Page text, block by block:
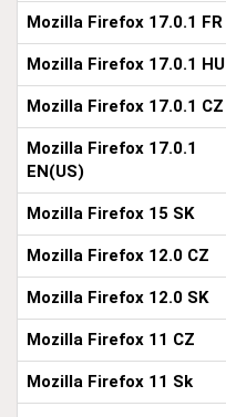
Mozilla Firefox 17.0.1 FR
Mozilla Firefox 17.0.1 HU
Mozilla Firefox 17.0.1 CZ
Mozilla Firefox 17.0.1
EN(US)
Mozilla Firefox 15 SK
Mozilla Firefox 12.0 CZ
Mozilla Firefox 12.0 SK
Mozilla Firefox 11 CZ
Mozilla Firefox 11 Sk